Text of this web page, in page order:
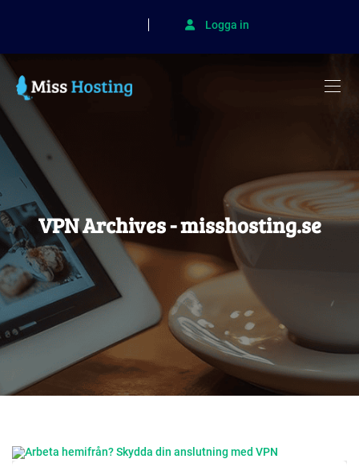
Logga in
VPN Archives - misshosting.se